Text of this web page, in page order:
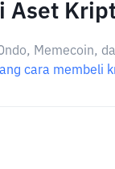
Aset
Memecoin,
cara membeli